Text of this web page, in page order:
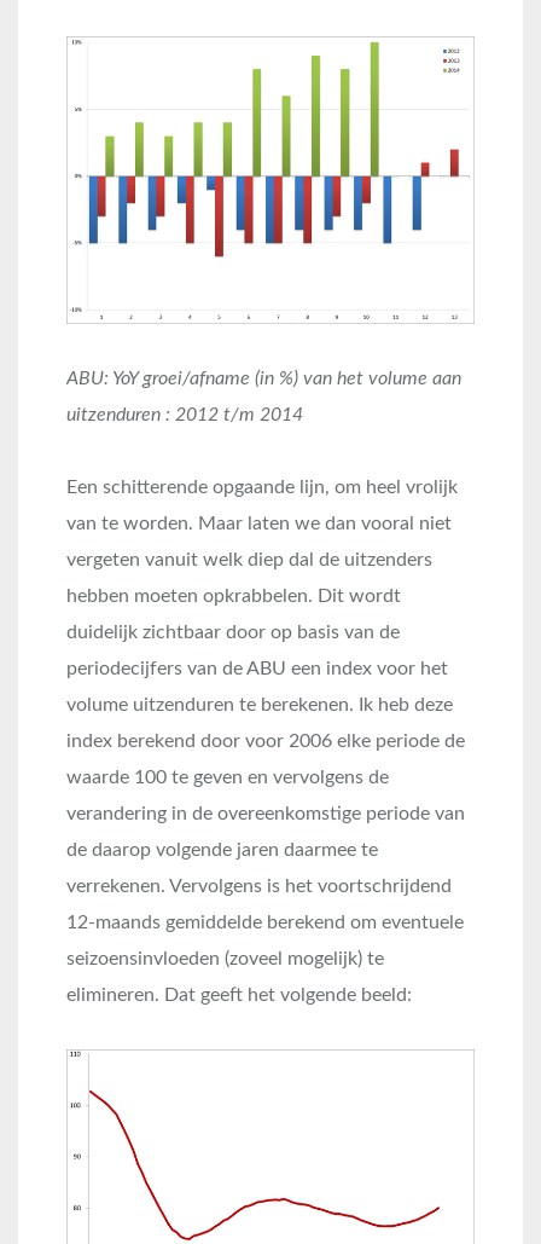
ABU: YoY groei/afname (in %) van het volume aan
uitzenduren : 2012 t/m 2014
Een schitterende opgaande lijn, om heel vrolijk
van te worden. Maar laten we dan vooral niet
vergeten vanuit welk diep dal de uitzenders
hebben moeten opkrabbelen. Dit wordt
duidelijk zichtbaar door op basis van de
periodecijfers van de ABU een index voor het
volume uitzenduren te berekenen. Ik heb deze
index berekend door voor 2006 elke periode de
waarde 100 te geven en vervolgens de
verandering in de overeenkomstige periode van
de daarop volgende jaren daarmee te
verrekenen. Vervolgens is het voortschrijdend
12-maands gemiddelde berekend om eventuele
seizoensinvloeden (zoveel mogelijk) te
elimineren. Dat geeft het volgende beeld: